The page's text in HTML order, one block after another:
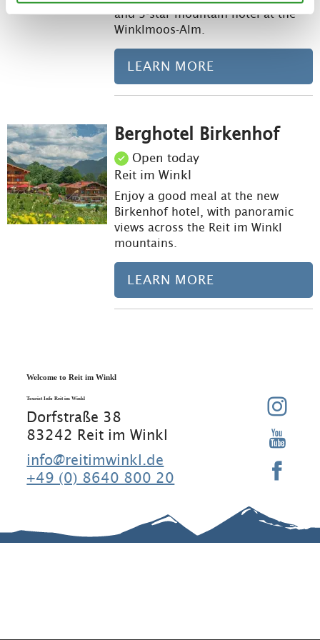
and 3-star mountain hotel at the
Winklmoos-Alm.
LEARN MORE
Berghotel Birkenhof
Open today
Reit im Winkl
Enjoy a good meal at the new
Birkenhof hotel, with panoramic
views across the Reit im Winkl
mountains.
LEARN MORE
Welcome to Reit im Winkl
Tourist Info Reit im Winkl
Dorfstraße 38
83242 Reit im Winkl
info@reitimwinkl.de
+49 (0) 8640 800 20
Good to know